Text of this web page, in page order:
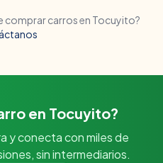
comprar carros en Tocuyito?
en Tocuyito?
y conecta con miles de
sin intermediarios.